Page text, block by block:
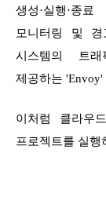
생성·실행·종
모니터링 및 경
시스템의 트
제공하는
이처럼 클라우
프로젝트를 실행